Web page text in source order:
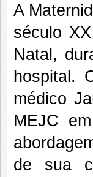
A
século
Natal,
hospital.
médico
MEJC
de sua